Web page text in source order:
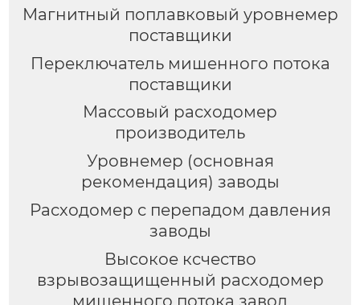
Магнитный поплавковый уровнемер
поставщики
Переключатель мишенного потока
поставщики
Массовый расходомер
производитель
Уровнемер (основная
рекомендация) заводы
Расходомер с перепадом давления
заводы
Высокое ксчество
взрывозащищенный расходомер